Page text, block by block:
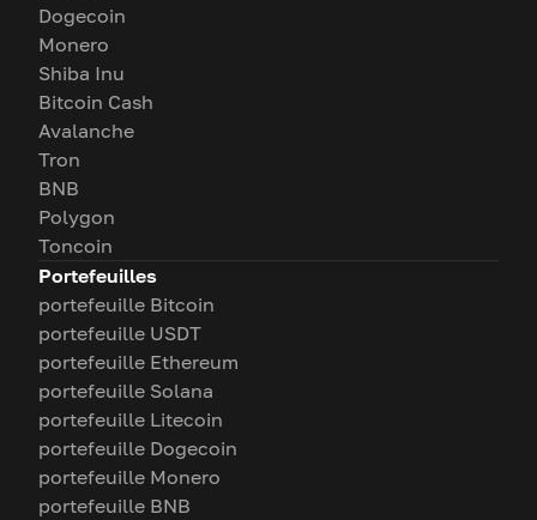
Dogecoin
Monero
Shiba Inu
Bitcoin Cash
Avalanche
Tron
BNB
Polygon
Toncoin
Portefeuilles
portefeuille Bitcoin
portefeuille USDT
portefeuille Ethereum
portefeuille Solana
portefeuille Litecoin
portefeuille Dogecoin
portefeuille Monero
portefeuille BNB